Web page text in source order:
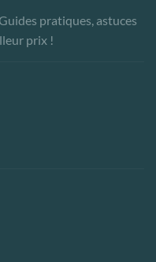
pratiques, astuces
prix !